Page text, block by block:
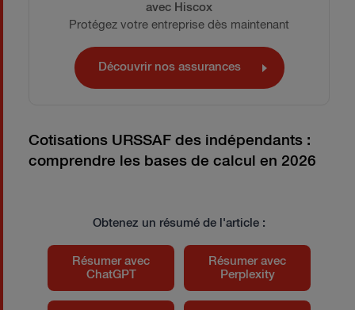
avec Hiscox
Protégez votre entreprise dès maintenant
Découvrir nos assurances
Cotisations URSSAF des indépendants :
comprendre les bases de calcul en 2026
Obtenez un résumé de l'article :
Résumer avec
ChatGPT
Résumer avec
Perplexity